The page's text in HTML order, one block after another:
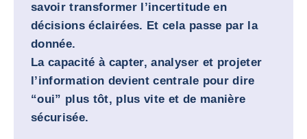
savoir transformer l’incertitude en
décisions éclairées. Et cela passe par la
donnée.
La capacité à capter, analyser et projeter
l’information devient centrale pour dire
“oui” plus tôt, plus vite et de manière
sécurisée.